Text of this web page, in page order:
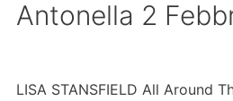
Antonella 2
LISA STANSFIELD All Around